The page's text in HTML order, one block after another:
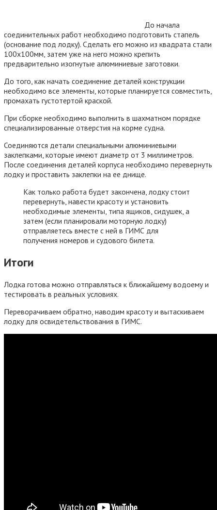
До начала
соединительных работ необходимо подготовить стапель
(основание под лодку). Сделать его можно из квадрата стали
100х100мм, затем уже на него можно крепить
предварительно изогнутые алюминиевые заготовки.
До того, как начать соединение деталей конструкции
необходимо все элементы, которые планируется совместить,
промахать густотертой краской.
При сборке необходимо выполнить в шахматном порядке
специализированные отверстия на корме судна.
Соединяются детали специальными алюминиевыми
заклепками, которые имеют диаметр от 3 миллиметров.
После соединения деталей корпуса необходимо перевернуть
лодку и проставить заклепки на ее днище.
Как только работа будет закончена, лодку стоит
перевернуть, навести красоту и установить
необходимые элементы, типа ящиков, сидушек, а
затем (если планировали моторную лодку)
отправляетесь вместе с ней в ГИМС для
получения номеров и судового билета.
Итоги
Лодка готова можно отправляться к ближайшему водоему и
тестировать в реальных условиях.
Переворачиваем обратно, наводим красоту и вытаскиваем
лодку для освидетельствования в ГИМС.